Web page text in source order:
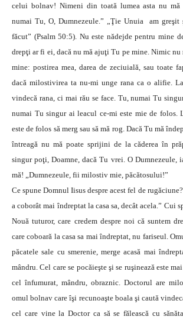
celui bolnav! Nimeni din toată lumea asta nu mă
numai Tu, O, Dumnezeule.” „Ţie Unuia am greşit
făcut” (Psalm 50:5). Nu este nădejde pentru mine
drepţi ar fi ei, dacă nu mă ajuţi Tu pe mine. Nimic nu
mine: postirea mea, darea de zeciuială, sau toate
dacă milostivirea ta nu-mi unge rana ca o alifie.
vindecă rana, ci mai rău se face. Tu, numai Tu
numai Tu singur ai leacul ce-mi este mie de folos.
este de folos să merg sau să mă rog. Dacă Tu mă
întreagă nu mă poate sprijini de la căderea în
singur poţi, Doamne, dacă Tu vrei. O Dumnezeule,
mă! „Dumnezeule, fii milostiv mie, păcătosului!”
Ce spune Domnul Iisus despre acest fel de
a coborât mai îndreptat la casa sa, decât acela.” Cui
Nouă tuturor, care credem despre noi că suntem
care coboară la casa sa mai îndreptat, nu fariseul.
păcatele sale cu smerenie, merge acasă mai
mândru. Cel care se pocăieşte şi se ruşinează este
cel înfumurat, mândru, obraznic. Doctorul are
omul bolnav care îşi recunoaşte boala şi caută
cel care vine la Doctor ca să se fălească cu